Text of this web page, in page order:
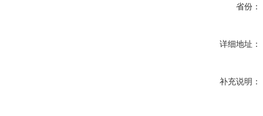
省份：
详细地址：
补充说明：